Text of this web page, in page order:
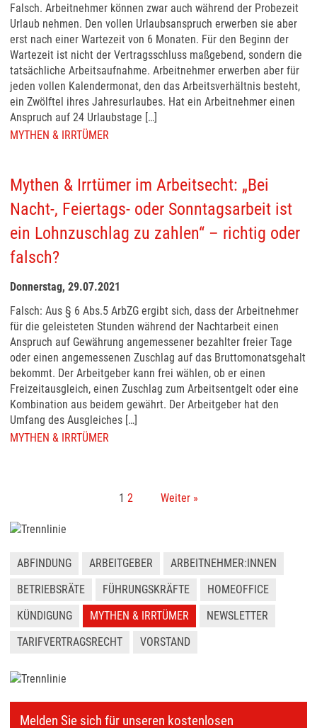
Falsch. Arbeitnehmer können zwar auch während der Probezeit
Urlaub nehmen. Den vollen Urlaubsanspruch erwerben sie aber
erst nach einer Wartezeit von 6 Monaten. Für den Beginn der
Wartezeit ist nicht der Vertragsschluss maßgebend, sondern die
tatsächliche Arbeitsaufnahme. Arbeitnehmer erwerben aber für
jeden vollen Kalendermonat, den das Arbeitsverhältnis besteht,
ein Zwölftel ihres Jahresurlaubes. Hat ein Arbeitnehmer einen
Anspruch auf 24 Urlaubstage […]
MYTHEN & IRRTÜMER
Mythen & Irrtümer im Arbeitsecht: „Bei
Nacht-, Feiertags- oder Sonntagsarbeit ist
ein Lohnzuschlag zu zahlen“ – richtig oder
falsch?
Donnerstag, 29.07.2021
Falsch: Aus § 6 Abs.5 ArbZG ergibt sich, dass der Arbeitnehmer
für die geleisteten Stunden während der Nachtarbeit einen
Anspruch auf Gewährung angemessener bezahlter freier Tage
oder einen angemessenen Zuschlag auf das Bruttomonatsgehalt
bekommt. Der Arbeitgeber kann frei wählen, ob er einen
Freizeitausgleich, einen Zuschlag zum Arbeitsentgelt oder eine
Kombination aus beidem gewährt. Der Arbeitgeber hat den
Umfang des Ausgleiches […]
MYTHEN & IRRTÜMER
1 2 Weiter »
ABFINDUNG ARBEITGEBER
ARBEITNEHMER:INNEN
BETRIEBSRÄTE
FÜHRUNGSKRÄFTE
HOMEOFFICE
KÜNDIGUNG
MYTHEN & IRRTÜMER
NEWSLETTER
TARIFVERTRAGSRECHT
VORSTAND
Melden Sie sich für unseren kostenlosen